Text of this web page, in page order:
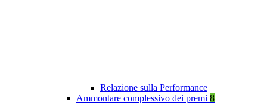
Relazione sulla Performance
Ammontare complessivo dei premi 8